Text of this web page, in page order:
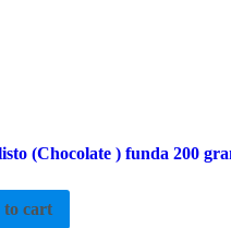
(Chocolate ) funda 200
to cart